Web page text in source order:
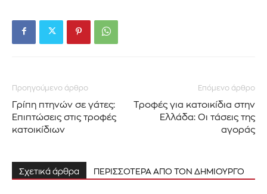
Προηγούμενο άρθρο
Γρίπη πτηνών σε γάτες:
Επιπτώσεις στις τροφές
κατοικίδιων
Επόμενο άρθρο
Τροφές για κατοικίδια στην
Ελλάδα: Οι τάσεις της
αγοράς
Σχετικά άρθρα ΠΕΡΙΣΣΟΤΕΡΑ ΑΠΟ ΤΟΝ ΔΗΜΙΟΥΡΓΟ